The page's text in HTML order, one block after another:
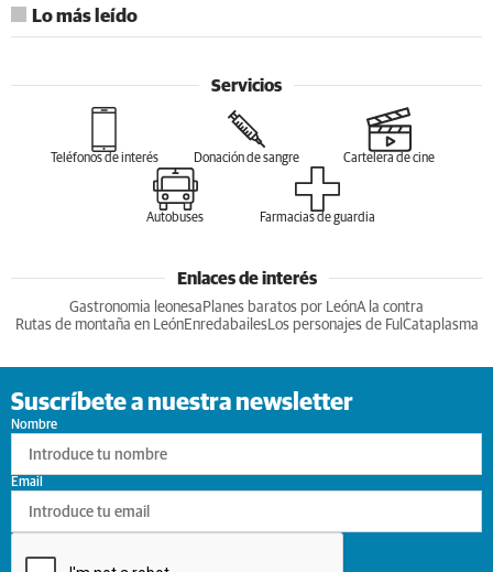
Lo más leído
Servicios
Teléfonos de interés Donación de sangre Cartelera de cine
Autobuses Farmacias de guardia
Enlaces de interés
Gastronomia leonesa Planes baratos por LeónA la contra
Rutas de montaña en LeónEnredabailesLos personajes de Ful Cataplasma
Suscríbete a nuestra newsletter
Nombre
Email